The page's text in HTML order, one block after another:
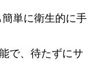
単に衛生的に手
で、待たずにサ